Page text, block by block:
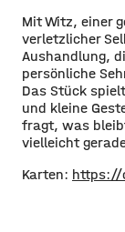
Mit Witz, einer
verletzlicher
Aushandlung,
persönliche
Das Stück
und kleine
fragt, was
vielleicht
Karten: https://